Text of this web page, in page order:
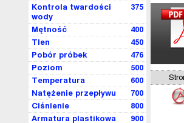
375
Kontrola twardości
wody
400
Mętność
450
Tlen
476
Pobór próbek
500
Poziom
600
Temperatura
700
Natężenie przepływu
800
Ciśnienie
900
Armatura plastikowa